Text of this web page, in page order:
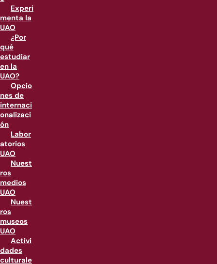
Experi
menta la
UAO
¿Por
qué
estudiar
en la
UAO?
Opcio
nes de
internaci
onalizaci
ón
Labor
atorios
UAO
Nuest
ros
medios
UAO
Nuest
ros
museos
UAO
Activi
dades
culturale